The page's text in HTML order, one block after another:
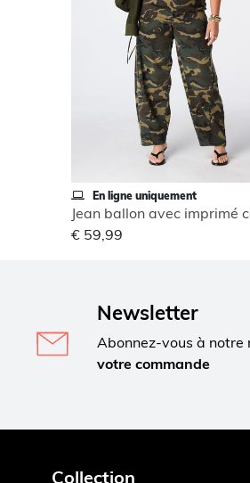
En ligne uniquement
€ 59,99
Newsletter
Abonnez-vous à
votre commande
Collection